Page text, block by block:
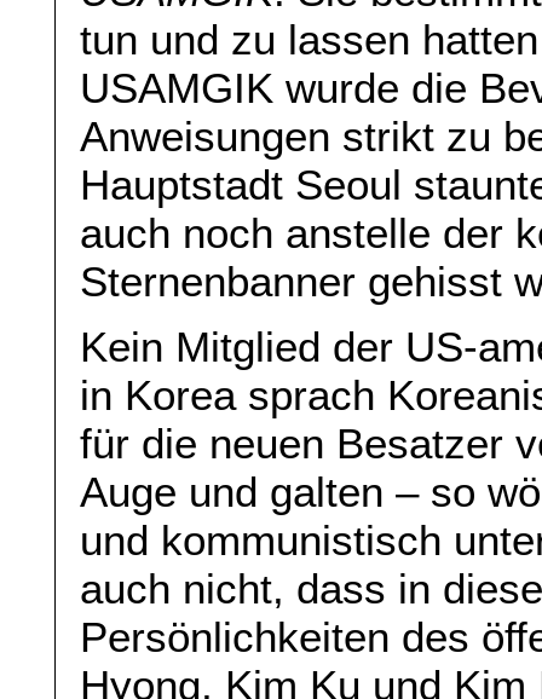
tun und zu lassen
USAMGIK wurde die
Anweisungen strikt zu
Hauptstadt Seoul
auch noch anstelle der
Sternenbanner gehisst
Kein Mitglied der US-
in Korea sprach
für die neuen Besatzer
Auge und galten – so
und kommunistisch
auch nicht, dass in
Persönlichkeiten des
Hyong, Kim Ku und